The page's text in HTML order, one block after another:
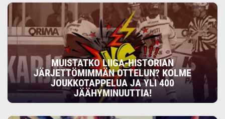
MUISTATKO LIIGA-HISTORIAN
JÄRJETTÖMIMMÄN OTTELUN? KOLME
JOUKKOTAPPELUA JA YLI 400
JÄÄHYMINUUTTIA!